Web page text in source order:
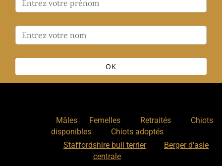
OK
Mâles, Femelles Retraités
Chiots
disponibles
Chiots adoptés
Staffordshire bull terrier
Berger d'asie
centrale